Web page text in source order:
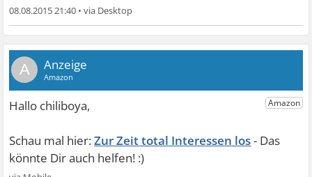
08.08.2015 21:40 •
A
Zur Zeit total Interessen los